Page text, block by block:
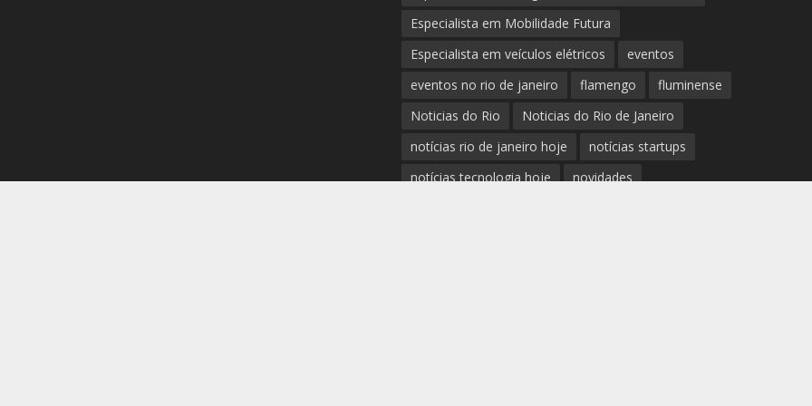
Especialista em Mobilidade Futura
Especialista em veículos elétricos
eventos
eventos no rio de janeiro
flamengo
fluminense
Noticias do Rio
Noticias do Rio de Janeiro
notícias rio de janeiro hoje
notícias startups
notícias tecnologia hoje
novidades